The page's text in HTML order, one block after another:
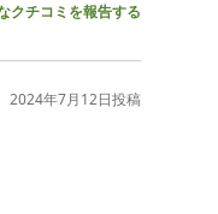
クチコミを報告する
2024年7月12日投稿